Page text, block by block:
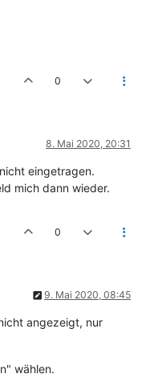
0
8. Mai 2020, 20:31
eingetragen.
mich dann wieder.
0
9. Mai 2020, 08:45
angezeigt, nur
wählen.